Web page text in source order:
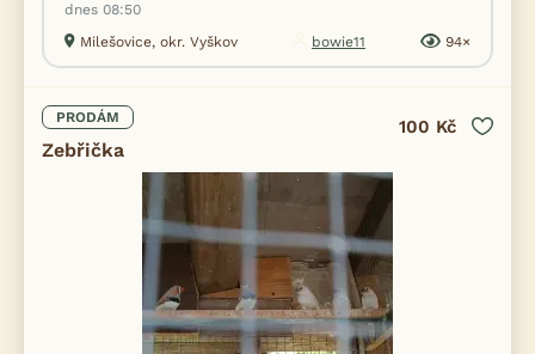
dnes 08:50
Milešovice, okr. Vyškov
bowie11 94×
PRODÁM
Zebřička
100 Kč